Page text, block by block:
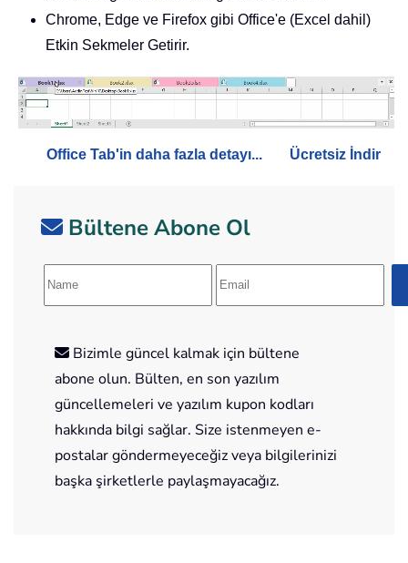
Chrome, Edge ve Firefox gibi Office'e (Excel dahil)
Etkin Sekmeler Getirir.
Office Tab'in daha fazla detayı... Ücretsiz İndir
Bültene Abone Ol
Bizimle güncel kalmak için bültene
abone olun. Bülten, en son yazılım
güncellemeleri ve yazılım kupon kodları
hakkında bilgi sağlar. Size istenmeyen e-
postalar göndermeyeceğiz veya bilgilerinizi
başka şirketlerle paylaşmayacağız.